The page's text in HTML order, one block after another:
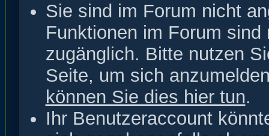
Sie sind im Forum nicht
Funktionen im Forum
zugänglich. Bitte nutzen
Seite, um sich
können Sie dies hier tun.
Ihr Benutzeraccount